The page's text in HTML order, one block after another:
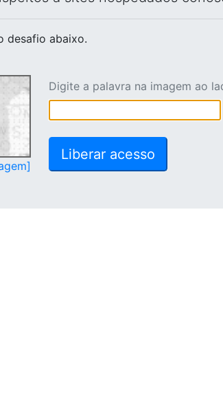
desafio abaixo.
Digite a palavra na imagem ao